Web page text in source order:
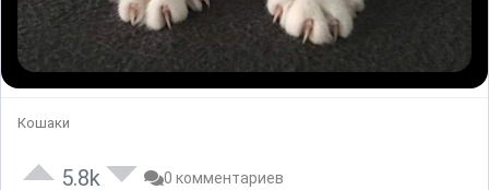
Кошаки
5.8k 0 комментариев